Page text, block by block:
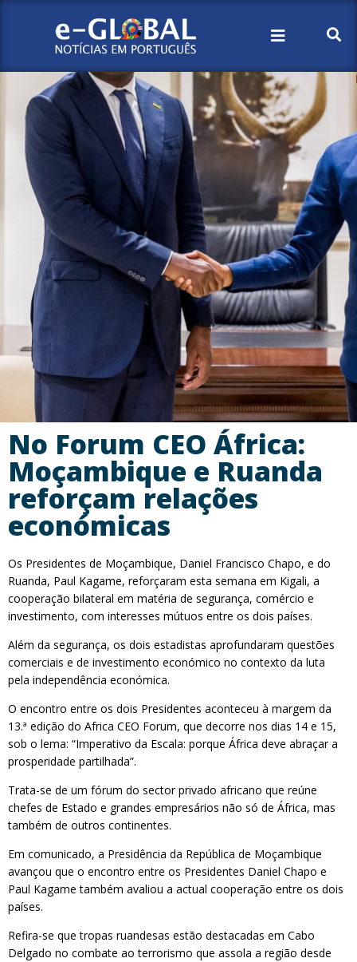
No Forum CEO África:
Moçambique e Ruanda
reforçam relações
económicas
Os Presidentes de Moçambique, Daniel Francisco Chapo, e do
Ruanda, Paul Kagame, reforçaram esta semana em Kigali, a
cooperação bilateral em matéria de segurança, comércio e
investimento, com interesses mútuos entre os dois países.
Além da segurança, os dois estadistas aprofundaram questões
comerciais e de investimento económico no contexto da luta
pela independência económica.
O encontro entre os dois Presidentes aconteceu à margem da
13.ª edição do Africa CEO Forum, que decorre nos dias 14 e 15,
sob o lema: “Imperativo da Escala: porque África deve abraçar a
prosperidade partilhada”.
Trata-se de um fórum do sector privado africano que reúne
chefes de Estado e grandes empresários não só de África, mas
também de outros continentes.
Em comunicado, a Presidência da República de Moçambique
avançou que o encontro entre os Presidentes Daniel Chapo e
Paul Kagame também avaliou a actual cooperação entre os dois
países.
Refira-se que tropas ruandesas estão destacadas em Cabo
Delgado no combate ao terrorismo que assola a região desde